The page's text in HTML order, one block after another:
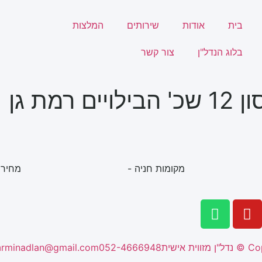
בית אודות שירותים המלצות
בלוג הנדל"ן צור קשר
גן
מקומות חניה -
052-4666948